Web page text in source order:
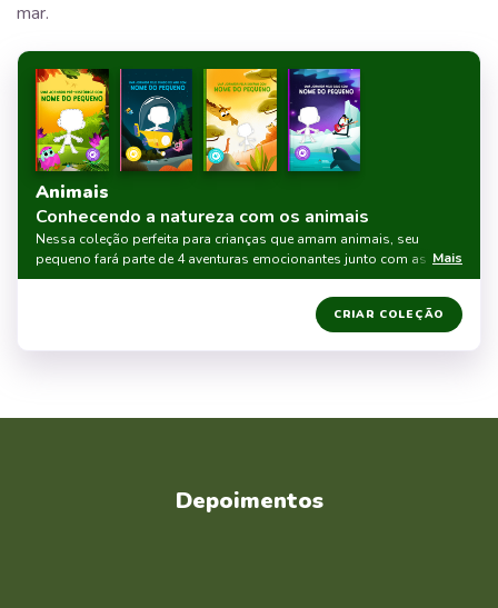
mar.
Animais
Conhecendo a natureza com os animais
Nessa coleção perfeita para crianças que amam animais, seu
pequeno fará parte de 4 aventuras emocionantes junto com as feras
da savana, dinossauos gigantescos, espécies do fundo do mar e
dos lugares mais gelados do mundo. Muito aprendizado e
Mais
CRIAR COLEÇÃO
Depoimentos